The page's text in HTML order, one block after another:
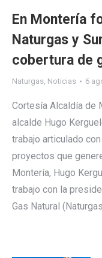
En Montería
Naturgas y
cobertura de
Naturgas, Noticias 6
Cortesía Alcaldía de
alcalde Hugo
trabajo articulado
proyectos que
Montería, Hugo
trabajo con la
Gas Natural